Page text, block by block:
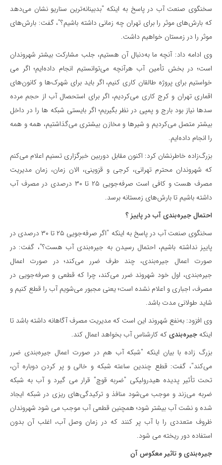
سخنگوی صنعت آب در پاسخ به اینکه "بدبینانه‌ترین سناریو نشان می‌دهد
که بارش‌های موثر را برای تهران چه زمانی داشته باشیم؟"، گفت: بارش‌های
موثر را در زمستان خواهیم داشت.
وی ادامه داد: آنچه ما به‌دنبال آن هستیم، جلب مشارکت بیشتر شهروندان
است؛ در بخش تأمین آب هرآنچه می‌توانستیم انجام داده‌ایم؛ اگر می
خواستیم برای پروژه طالقان کاری کنیم، اگر باید برای شهرک‌ها و کانون‌های
اقماری تهران و کرج کاری می‌کردیم، اگر برای استحصال آب از حجم مرده
سدها نیاز بود بارج و پمپی در نظر بگیریم؛ اگر بایستی شبکه ها را در داخل
بیشتر متصل می‌کردیم و شیرها و مخازن بیشتری می‌گذاشتیم، همه و همه
را انجام داده‌ایم.
بزرگ‌زاده خاطرنشان کرد: اکنون مقابل دوربین خبرگزاری تسنیم اعلام می‌کنم
که شهروندان محترم تهرانی، کرجی و قزوینی، الان زمان، زمان مدیریت
مصرف هست و کافی است صرفه‌جویی ۲۵ تا ۳۰ درصدی در مصرف آب
داشته باشیم تا بارش‌های زمستانه برسد.
احتمال جیره‌بندی آب در پاییز ؟
سخنگوی صنعت آب در پاسخ به اینکه "اگر صرفه‌جویی ۲۵ تا ۳۰ درصدی در
پاییز نداشته باشیم، احتمال رسیدن به جیره‌بندی آب هست؟"، گفت: در
صورت اعمال جیره‌بندی، چند طرف ضرر می‌کند؛ در صورت اعمال
جیره‌بندی، اول خود شهروند ضرر می‌کند، چرا که قطعی و صرفه‌جویی در
مصرف، اجباری و اعلام نشده است؛ یعنی مجبور می‌شویم آب را قطع کنیم و
شاید طولانی مدت باشد.
وی افزود: به‌نفع شهروند این است که مدیریت مصرف آگاهانه داشته باشد تا
اینکه جیره‌بندیکه کارشناس آب بخواهد اعمال کند.
بزرگ زاده با بیان اینکه "شبکه آب هم در صورت اعمال جیره‌بندی ضرر
می‌کند"، گفت: قطع چندین ساعته شبکه و خالی و پر کردن دوباره آن،
تحت تأثیر پدیده هیدرولیکی "ضربه قوچ" قرار می گیرد و آب به شبکه
ضربه می‌زند و موجب می‌شود منافذ و ترکیدگی‌های ریزی در شبکه ایجاد
شده و نشت آب بیشتر شود؛ همچنین قطعی آب موجب می شود شهروندان
ظروف متعددی را با آب پر کنند که در زمان وصل آب، اغلب آن بدون
استفاده دور ریخته می شود.
جیره‌بندی و تاثیر معکوس آن